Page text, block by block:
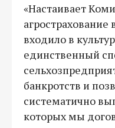
«Настаивает
агрострахование
входило в
единственный
банкротств и
систематично
которых мы